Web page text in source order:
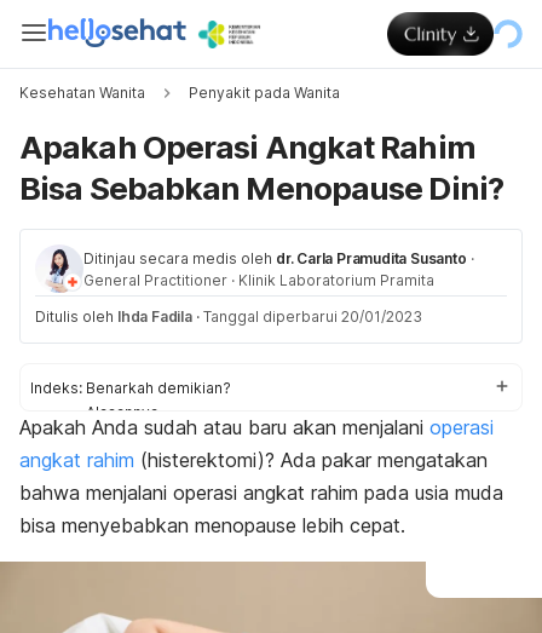
Kesehatan Wanita Penyakit pada Wanita
Apakah Operasi Angkat Rahim
Bisa Sebabkan Menopause Dini?
Ditinjau secara medis oleh dr. Carla Pramudita Susanto ·
General Practitioner · Klinik Laboratorium Pramita
Ditulis oleh Ihda Fadila · Tanggal diperbarui 20/01/2023
Indeks: Benarkah demikian?
Alasannya
Waktu menopause setelah histerektomi
Tanda menopause setelah histerektomi
Perlukah khawatir bila menopause dini?
Apakah Anda sudah atau baru akan menjalani operasi
angkat rahim (histerektomi)? Ada pakar mengatakan
bahwa menjalani operasi angkat rahim pada usia muda
bisa menyebabkan menopause lebih cepat.